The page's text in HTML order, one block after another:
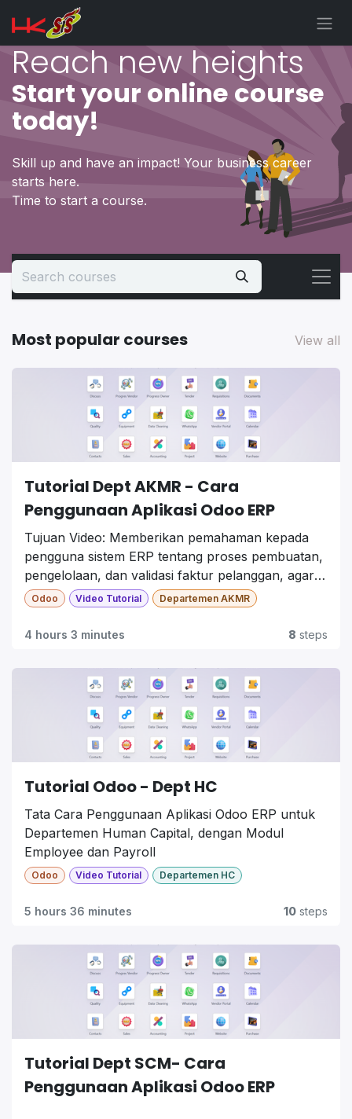
Skip to Content
Reach new heights
Start your online course
today!
Skill up and have an impact! Your business career
starts here.
Time to start a course.
View all
Most popular courses
Tutorial Dept AKMR - Cara
Penggunaan Aplikasi Odoo ERP
Tujuan Video: Memberikan pemahaman kepada
pengguna sistem ERP tentang proses pembuatan,
pengelolaan, dan validasi faktur pelanggan, agar
proses penagihan berjalan akurat dan terintegrasi
dengan modul lain sepertiSales, Accounting, dan
SCM.
Odoo Video Tutorial Departemen AKMR
4 hours 3 minutes 8 steps
Tutorial Odoo - Dept HC
Tata Cara Penggunaan Aplikasi Odoo ERP untuk
Departemen Human Capital, dengan Modul
Employee dan Payroll
02. Salary
03. New Salary
Rules
04. Create
Contract
05. Input Lembur
Payment
08. Input Rapel
Gaji
09. Confirm
Payslip Payment
oleh Kepala
Departemen HC
Odoo Video Tutorial Departemen HC
5 hours 36 minutes 10 steps
Tutorial Dept SCM- Cara
Penggunaan Aplikasi Odoo ERP